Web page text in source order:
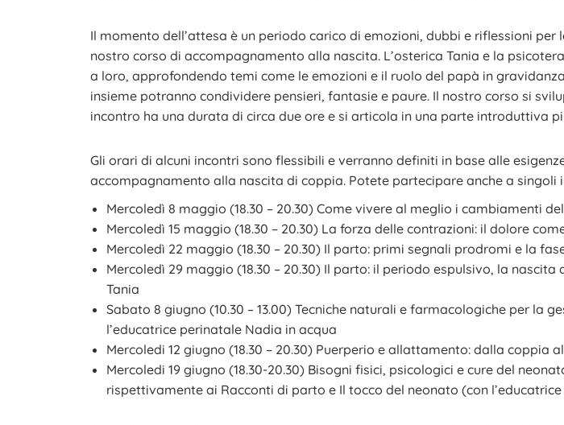
Il momento dell’attesa è un periodo carico di emozioni, dubbi e riflessioni
nostro corso di accompagnamento alla nascita. L’osterica Tania e la
a loro, approfondendo temi come le emozioni e il ruolo del papà in
insieme potranno condividere pensieri, fantasie e paure. Il nostro corso si
incontro ha una durata di circa due ore e si articola in una parte introduttiva
Gli orari di alcuni incontri sono flessibili e verranno definiti in base alle
accompagnamento alla nascita di coppia. Potete partecipare anche a
Mercoledì 8 maggio (18.30 – 20.30) Come vivere al meglio i cambiamenti
Mercoledì 15 maggio (18.30 – 20.30) La forza delle contrazioni: il dolore
Mercoledì 22 maggio (18.30 – 20.30) Il parto: primi segnali prodromi e la
Mercoledì 29 maggio (18.30 – 20.30) Il parto: il periodo espulsivo, la
Tania
Sabato 8 giugno (10.30 – 13.00) Tecniche naturali e farmacologiche per la
l’educatrice perinatale Nadia in acqua
Mercoledi 12 giugno (18.30 – 20.30) Puerperio e allattamento: dalla
Mercoledi 19 giugno (18.30-20.30) Bisogni fisici, psicologici e cure del
rispettivamente ai Racconti di parto e Il tocco del neonato (con